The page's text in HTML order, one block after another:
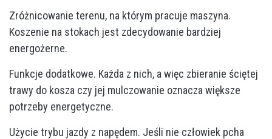
Zróżnicowanie terenu, na którym pracuje maszyna.
Koszenie na stokach jest zdecydowanie bardziej
energożerne.
Funkcje dodatkowe. Każda z nich, a więc zbieranie ściętej
trawy do kosza czy jej mulczowanie oznacza większe
potrzeby energetyczne.
Użycie trybu jazdy z napędem. Jeśli nie człowiek pcha